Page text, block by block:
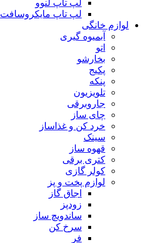
لپ تاپ لنوو
لپ تاپ مایکروسافت
لوازم خانگی
آبمیوه گیری
اتو
بخارشو
پکیج
پنکه
تلویزیون
جاروبرقی
چای ساز
خرد کن و غذاساز
سینک
قهوه ساز
کتری برقی
کولر گازی
لوازم پخت و پز
اجاق گاز
زودپز
ساندویچ ساز
سرخ کن
فر